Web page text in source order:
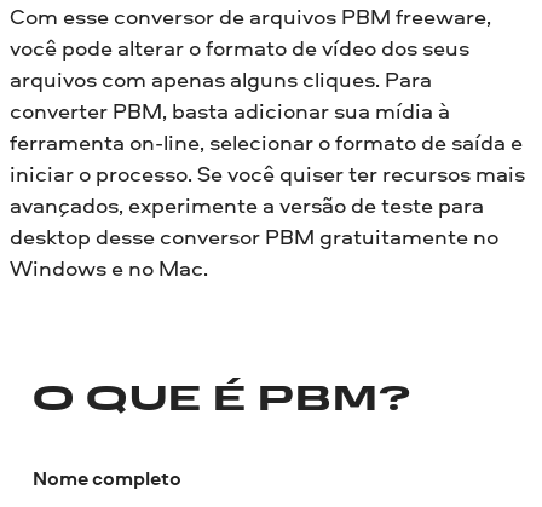
Com esse conversor de arquivos PBM freeware,
você pode alterar o formato de vídeo dos seus
arquivos com apenas alguns cliques. Para
converter PBM, basta adicionar sua mídia à
ferramenta on-line, selecionar o formato de saída e
iniciar o processo. Se você quiser ter recursos mais
avançados, experimente a versão de teste para
desktop desse conversor PBM gratuitamente no
Windows e no Mac.
O QUE É PBM?
Nome completo